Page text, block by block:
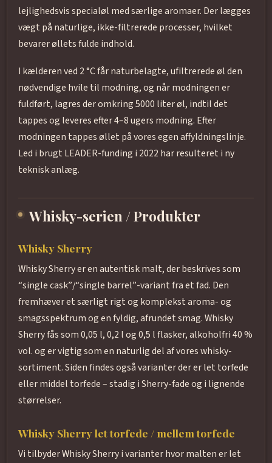
lejlighedsvis specialøl med særlige aromaer. Der lægges
vægt på naturlige, ikke-filtrerede processer, hvilket
bevarer øllets fulde indhold.
I kælderen ved 2 °C får naturbelagte, ufiltrerede øl den
nødvendige hvile til modning, og når modningen er
fuldført, lagres der omkring 5000 liter øl, indtil det
tappes og leveres efter 4–8 ugers modning. Efter
modningen tappes øllet på vores egen affyldningslinje.
Led i brugt LEADER-funding i 2022 har resulteret i ny
teknisk anlæg.
Whisky-serien / Produkter
Whisky Sherry
Whisky Sherry er en autentisk malt, der beskrives som
“single cask”/“single barrel”-variant fra et fad. Den
fremhæver et særligt rigt og komplekst aroma- og
smagsspektrum og en fyldig, afrundet smag. Whisky
Sherry fås som 0,05 l, 0,2 l og 0,5 l flasker, alkoholfri 40 %
vol. og er vigtig som en naturlig del af vores whisky-
sortiment. Siden findes også varianter der er let torfede
eller middel torfede – stadig i Sherry-fade og i lignende
størrelser.
Whisky Sherry let torfede / mellem torfede
Vi tilbyder Whisky Sherry i varianter hvor malten er let